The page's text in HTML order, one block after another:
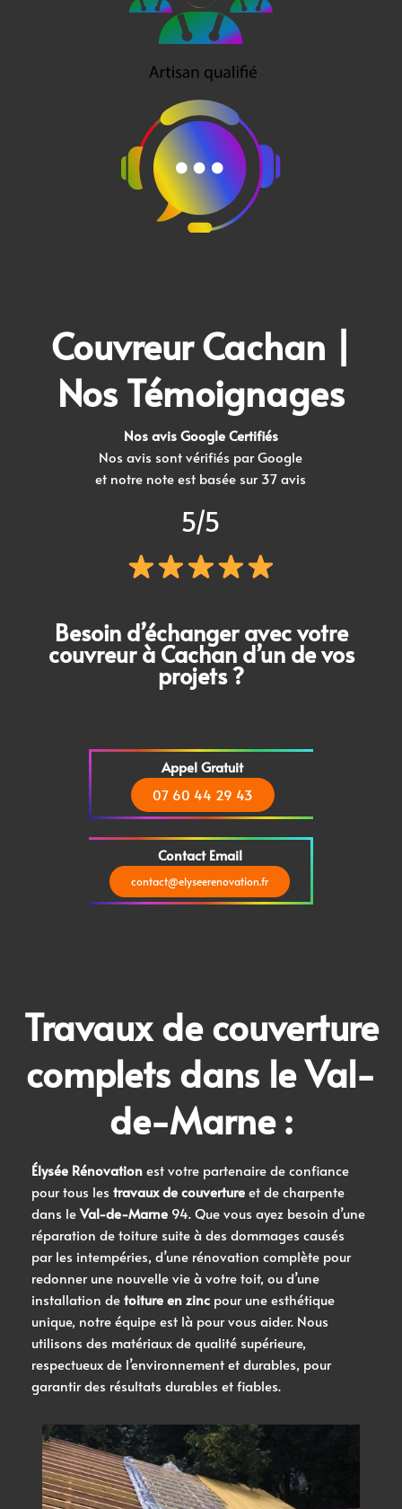
Couvreur Cachan |
Nos Témoignages
Nos avis Google Certifiés
Nos avis sont vérifiés par Google
et notre note est basée sur 37 avis
5/5
Besoin d’échanger avec votre
couvreur à Cachand’un de vos
projets ?
Appel Gratuit
07 60 44 29 43
Contact Email
contact@elyseerenovation.fr
Travaux de couverture
complets dans leVal-
de-Marne:
Élysée Rénovation est votre partenaire de confiance
pour tous les travaux de couverture et de charpente
dans leVal-de-Marne 94. Que vous ayez besoin d’une
réparation de toiture suite à des dommages causés
par les intempéries, d’une rénovation complète pour
redonner une nouvelle vie à votre toit, ou d’une
installation de toiture en zinc pour une esthétique
unique, notre équipe est là pour vous aider. Nous
utilisons des matériaux de qualité supérieure,
respectueux de l’environnement et durables, pour
garantir des résultats durables et fiables.